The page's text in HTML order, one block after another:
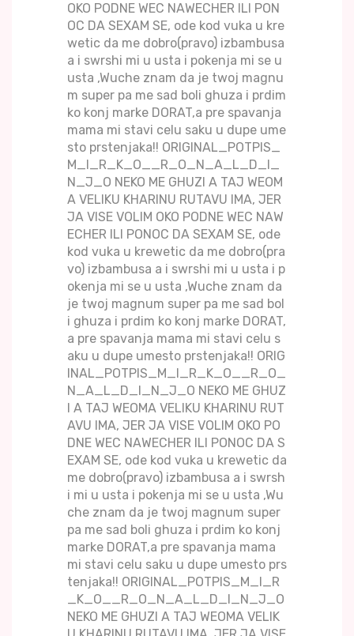
OKO PODNE WEC NAWECHER ILI PON
OC DA SEXAM SE, ode kod vuka u kre
wetic da me dobro(pravo) izbambusa
a i swrshi mi u usta i pokenja mi se u
usta ,Wuche znam da je twoj magnu
m super pa me sad boli ghuza i prdim
ko konj marke DORAT,a pre spavanja
mama mi stavi celu saku u dupe ume
sto prstenjaka!! ORIGINAL_POTPIS_
M_I_R_K_O__R_O_N_A_L_D_I_
N_J_O NEKO ME GHUZI A TAJ WEOM
A VELIKU KHARINU RUTAVU IMA, JER
JA VISE VOLIM OKO PODNE WEC NAW
ECHER ILI PONOC DA SEXAM SE, ode
kod vuka u krewetic da me dobro(pra
vo) izbambusa a i swrshi mi u usta i p
okenja mi se u usta ,Wuche znam da
je twoj magnum super pa me sad bol
i ghuza i prdim ko konj marke DORAT,
a pre spavanja mama mi stavi celu s
aku u dupe umesto prstenjaka!! ORIG
INAL_POTPIS_M_I_R_K_O__R_O_
N_A_L_D_I_N_J_O NEKO ME GHUZ
I A TAJ WEOMA VELIKU KHARINU RUT
AVU IMA, JER JA VISE VOLIM OKO PO
DNE WEC NAWECHER ILI PONOC DA S
EXAM SE, ode kod vuka u krewetic da
me dobro(pravo) izbambusa a i swrsh
i mi u usta i pokenja mi se u usta ,Wu
che znam da je twoj magnum super
pa me sad boli ghuza i prdim ko konj
marke DORAT,a pre spavanja mama
mi stavi celu saku u dupe umesto prs
tenjaka!! ORIGINAL_POTPIS_M_I_R
_K_O__R_O_N_A_L_D_I_N_J_O
NEKO ME GHUZI A TAJ WEOMA VELIK